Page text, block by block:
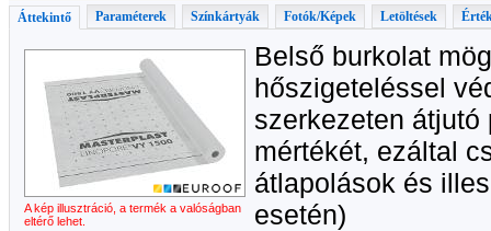
Áttekintő Paraméterek Színkártyák Fotók/Képek Letöltések
A kép illusztráció, a termék a valóságban
eltérő lehet.
Belső burkolat
hőszigeteléssel
szerkezeten
mértékét, ezáltal
átlapolások és
esetén)